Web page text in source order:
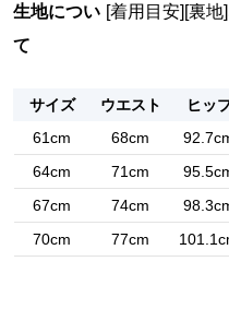
生地につい
て
[着用目安] [裏地
サイズ ウエスト ヒッ
61cm
68cm
64cm
71cm
67cm
74cm
70cm
77cm